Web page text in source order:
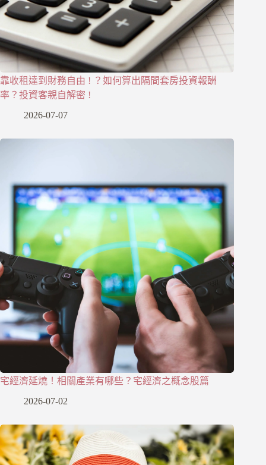
靠收租達到財務自由 ! ？如何算出隔間套房投資報酬
率？投資客親自解密 !
2026-07-07
宅經濟延燒！相關產業有哪些？宅經濟之概念股篇
2026-07-02